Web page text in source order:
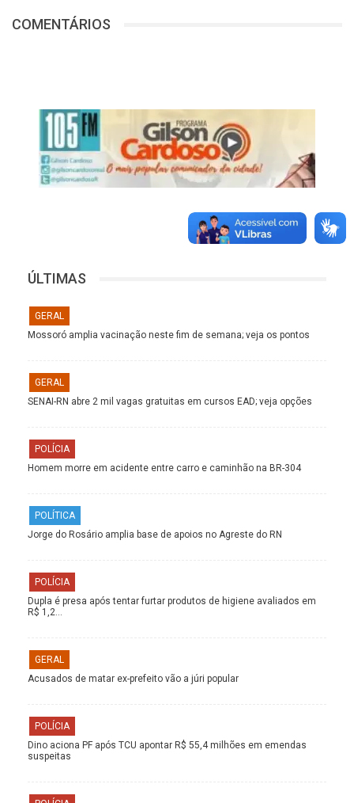
COMENTÁRIOS
ÚLTIMAS
GERAL
Mossoró amplia vacinação neste fim de semana; veja os pontos
GERAL
SENAI-RN abre 2 mil vagas gratuitas em cursos EAD; veja opções
POLÍCIA
Homem morre em acidente entre carro e caminhão na BR-304
POLÍTICA
Jorge do Rosário amplia base de apoios no Agreste do RN
POLÍCIA
Dupla é presa após tentar furtar produtos de higiene avaliados em
R$ 1,2…
GERAL
Acusados de matar ex-prefeito vão a júri popular
POLÍCIA
Dino aciona PF após TCU apontar R$ 55,4 milhões em emendas
suspeitas